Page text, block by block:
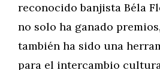
reconocido banjista Béla
no solo ha ganado
también ha sido una
para el intercambio